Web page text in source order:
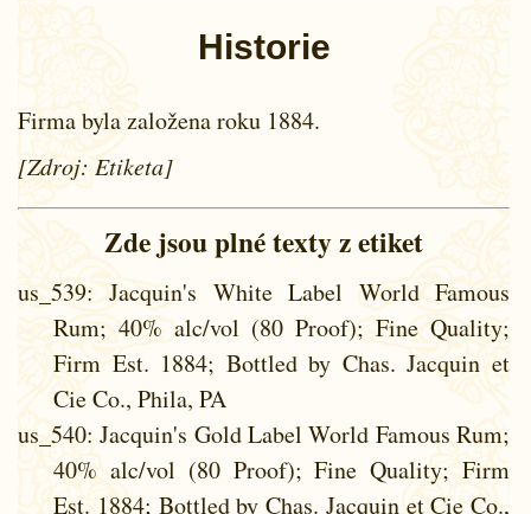
Historie
Firma byla založena roku 1884.
[Zdroj: Etiketa]
Zde jsou plné texty z etiket
us_539: Jacquin's White Label World Famous
Rum; 40% alc/vol (80 Proof); Fine Quality;
Firm Est. 1884; Bottled by Chas. Jacquin et
Cie Co., Phila, PA
us_540: Jacquin's Gold Label World Famous Rum;
40% alc/vol (80 Proof); Fine Quality; Firm
Est. 1884; Bottled by Chas. Jacquin et Cie Co.,